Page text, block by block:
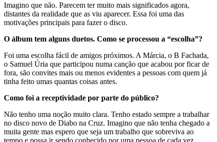
Imagino que não. Parecem ter muito mais significados agora,
distantes da realidade que as viu aparecer. Essa foi uma das
motivações principais para fazer o disco.
O álbum tem alguns duetos. Como se processou a “escolha”?
Foi uma escolha fácil de amigos próximos. A Márcia, o B Fachada,
o Samuel Úria que participou numa canção que acabou por ficar de
fora, são convites mais ou menos evidentes a pessoas com quem já
tinha feito umas quantas coisas antes.
Como foi a receptividade por parte do público?
Não tenho uma noção muito clara. Tenho estado sempre a trabalhar
no disco novo de Diabo na Cruz. Imagino que não tenha chegado a
muita gente mas espero que seja um trabalho que sobreviva ao